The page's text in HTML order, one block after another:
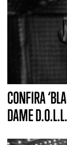
CONFIRA
DAME